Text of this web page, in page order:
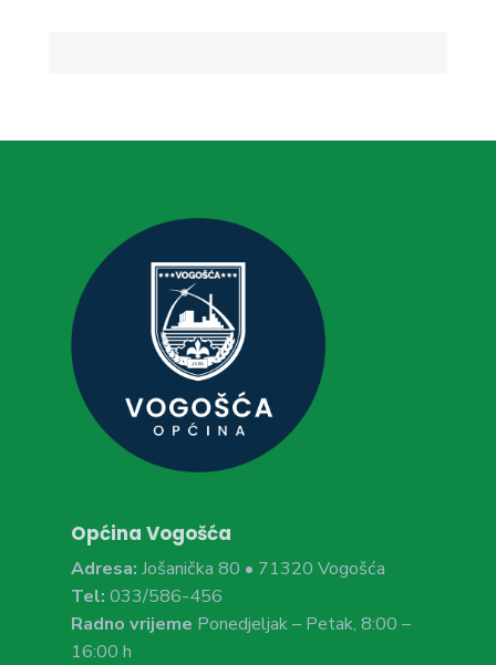
Općina Vogošća
Adresa: Jošanička 80 • 71320 Vogošća
Tel: 033/586-456
Radno vrijeme Ponedjeljak – Petak, 8:00 –
16:00 h